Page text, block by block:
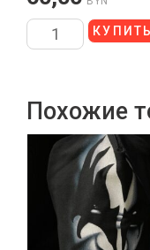
КУПИТЬ
Похожие